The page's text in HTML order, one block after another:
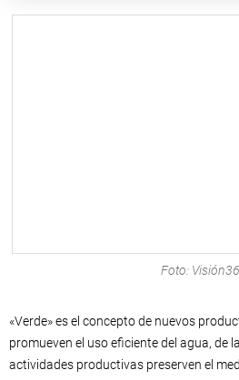
Foto:
«Verde» es el concepto de nuevos
promueven el uso eficiente del agua, de
actividades productivas preserven el